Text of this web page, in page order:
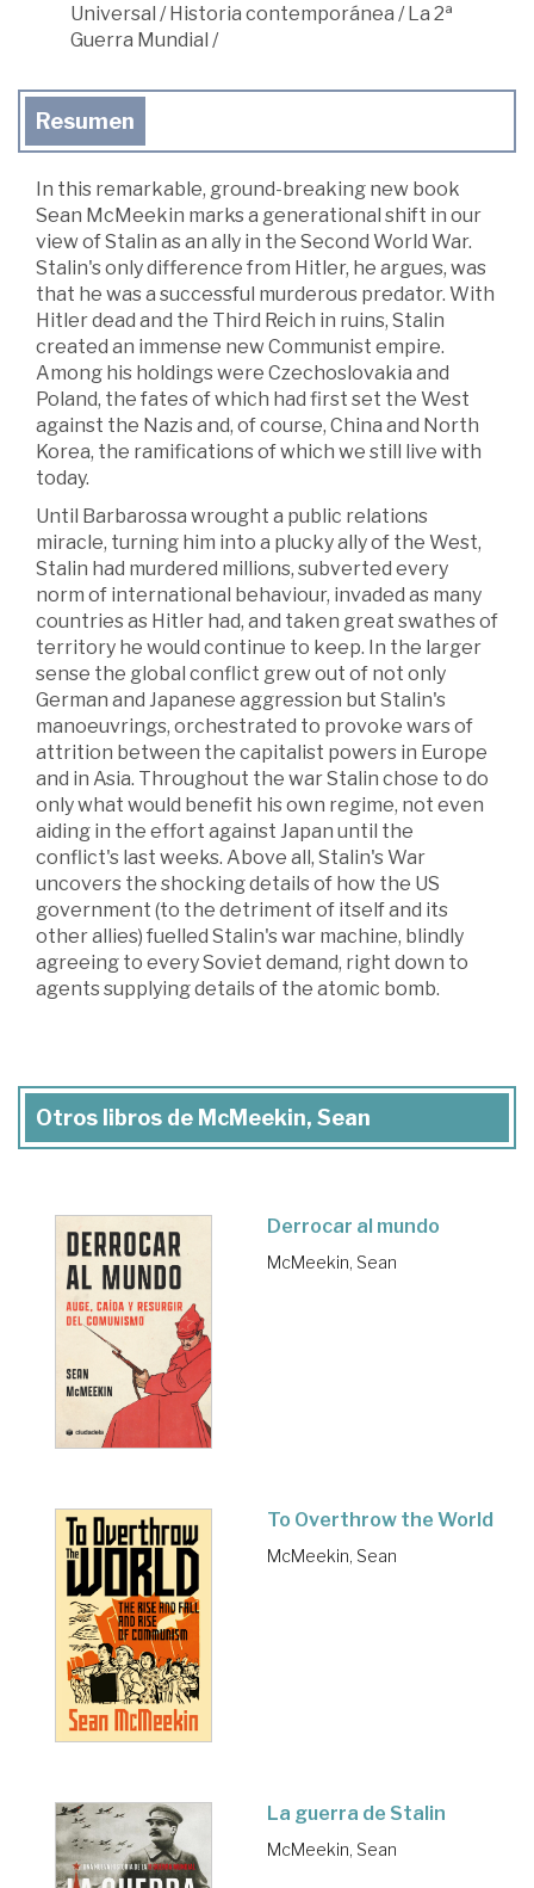
Universal /Historia contemporánea /La 2ª
Guerra Mundial /
Resumen
In this remarkable, ground-breaking new book
Sean McMeekin marks a generational shift in our
view of Stalin as an ally in the Second World War.
Stalin's only difference from Hitler, he argues, was
that he was a successful murderous predator. With
Hitler dead and the Third Reich in ruins, Stalin
created an immense new Communist empire.
Among his holdings were Czechoslovakia and
Poland, the fates of which had first set the West
against the Nazis and, of course, China and North
Korea, the ramifications of which we still live with
today.
Until Barbarossa wrought a public relations
miracle, turning him into a plucky ally of the West,
Stalin had murdered millions, subverted every
norm of international behaviour, invaded as many
countries as Hitler had, and taken great swathes of
territory he would continue to keep. In the larger
sense the global conflict grew out of not only
German and Japanese aggression but Stalin's
manoeuvrings, orchestrated to provoke wars of
attrition between the capitalist powers in Europe
and in Asia. Throughout the war Stalin chose to do
only what would benefit his own regime, not even
aiding in the effort against Japan until the
conflict's last weeks. Above all, Stalin's War
uncovers the shocking details of how the US
government (to the detriment of itself and its
other allies) fuelled Stalin's war machine, blindly
agreeing to every Soviet demand, right down to
agents supplying details of the atomic bomb.
Otros libros de McMeekin, Sean
Derrocar al mundo
McMeekin, Sean
To Overthrow the World
McMeekin, Sean
La guerra de Stalin
McMeekin, Sean